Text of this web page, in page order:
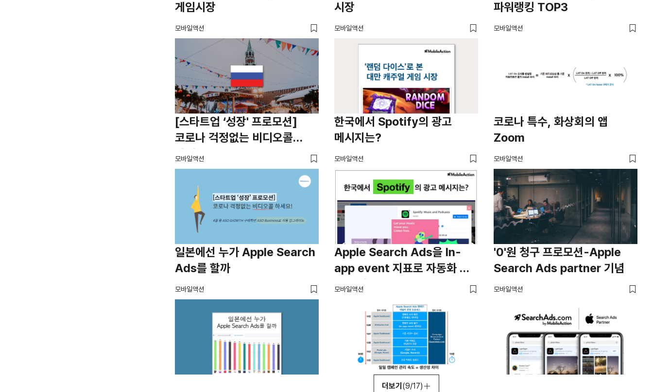
게임시장
모바일액션
시장
모바일액션
파워랭킹 TOP3
모바일액션
[스타트업 ‘성장' 프로모션]
코로나 걱정없는 비디오콜
하세요!
모바일액션
한국에서 Spotify의 광고
메시지는?
모바일액션
코로나 특수, 화상회의 앱
Zoom
모바일액션
일본에선 누가 Apple Search
Ads를 할까
모바일액션
Apple Search Ads을 In-
app event 지표로 자동화 할
수 있다면?
모바일액션
'0'원 청구 프로모션-Apple
Search Ads partner 기념
모바일액션
더보기 (9/17)